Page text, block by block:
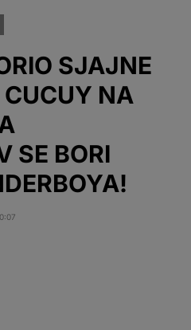
SJAJNE
CUCUY NA
SE BORI